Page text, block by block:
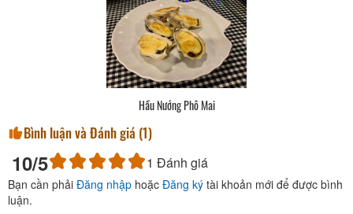
Hầu Nướng Phô Mai
Bình luận và Đánh giá (1)
10/5 1 Đánh giá
Bạn cần phải Đăng nhập hoặc Đăng ký tài khoản mới để được bình
luận.